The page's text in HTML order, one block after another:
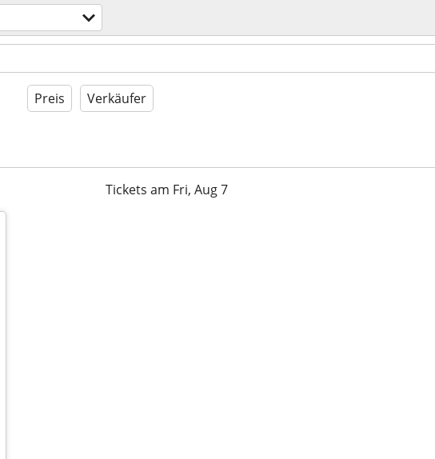
Preis Verkäufer
Tickets am Fri, Aug 7